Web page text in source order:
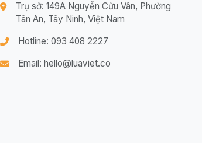
Trụ sở: 149A Nguyễn Cửu Vân, Phường
Tân An, Tây Ninh, Việt Nam
Hotline: 093 408 2227
Email: hello@luaviet.co